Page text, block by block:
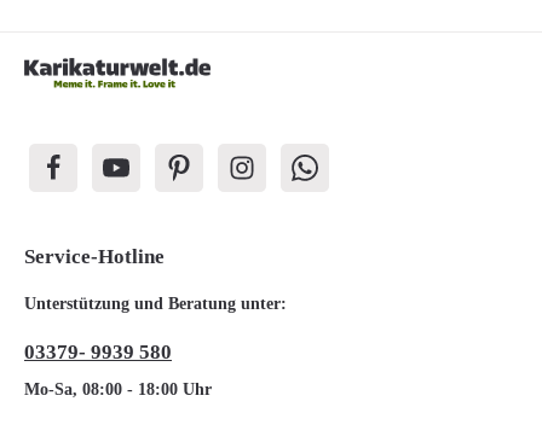
Service-Hotline
Unterstützung und Beratung unter:
03379- 9939 580
Mo-Sa, 08:00 - 18:00 Uhr